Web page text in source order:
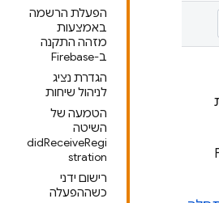
הפעלת הרשמה
באמצעות
מזהה התקנה
ב-Firebase
הגדרת נציג
לניהול שיחות
הטמעה של
השיטה
didReceiveRegi
stration
רישום ידני
כשההפעלה